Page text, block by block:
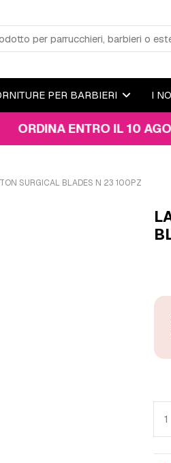
PER BARBIERI I
ENTRO IL 10 AGOSTO
SURGICAL BLADES N 23 100PZ